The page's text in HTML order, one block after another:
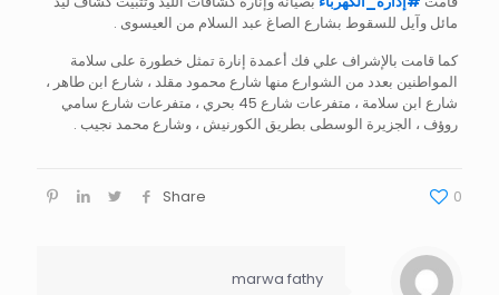
مائل وآيل للسقوط بشارع الصاغ عبد السلام من العيسوى .
كما قامت بالإشراف علي فك أعمدة إنارة تمثل خطورة على سلامة
المواطنين بعدد من الشوارع منها شارع محمود مقلد ، شارع ابن طاهر ،
شارع ابن سلامة ، متفرعات شارع 45 بحري ، متفرعات شارع سامي
روؤف ، الجزيرة الوسطى بطريق الكورنيش ، وشارع محمد نجيب .
Share 0
marwa fathy